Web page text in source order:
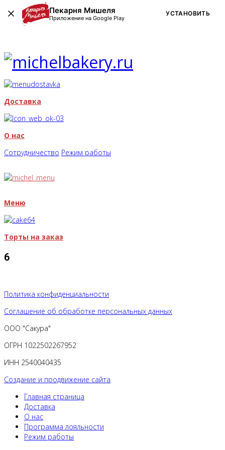
Доставка
О нас
Сотрудничество Режим работы
Меню
Торты на заказ
6
Политика конфиденциальности
Соглашение об обработке персональных данных
ООО "Сакура"
ОГРН 1022502267952
ИНН 2540040435
Создание и продвижение сайта
Главная страница
Доставка
О нас
Программа лояльности
Режим работы
Пекарня Мишеля
Приложение на Google Play
УСТАНОВИТЬ